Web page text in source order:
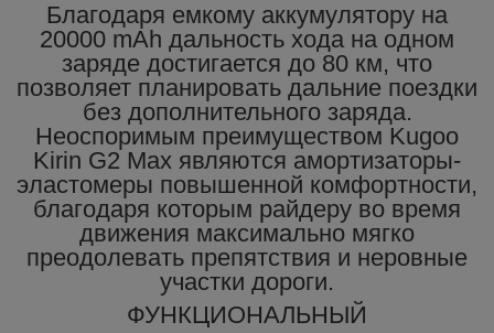
Благодаря емкому аккумулятору на
20000 mAh дальность хода на одном
заряде достигается до 80 км, что
позволяет планировать дальние поездки
без дополнительного заряда.
Неоспоримым преимуществом Kugoo
Kirin G2 Max являются амортизаторы-
эластомеры повышенной комфортности,
благодаря которым райдеру во время
движения максимально мягко
преодолевать препятствия и неровные
участки дороги.
ФУНКЦИОНАЛЬНЫЙ